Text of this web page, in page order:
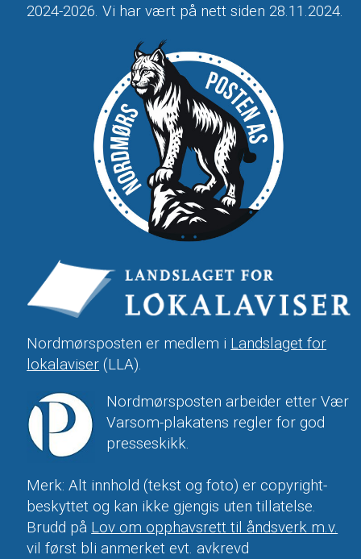
2024-2026. Vi har vært på nett siden 28.11.2024.
Nordmørsposten er medlem i Landslaget for
lokalaviser (LLA).
Nordmørsposten arbeider etter Vær
Varsom-plakatens regler for god
presseskikk.
Merk: Alt innhold (tekst og foto) er copyright-
beskyttet og kan ikke gjengis uten tillatelse.
Brudd på Lov om opphavsrett til åndsverk m.v.
vil først bli anmerket evt. avkrevd